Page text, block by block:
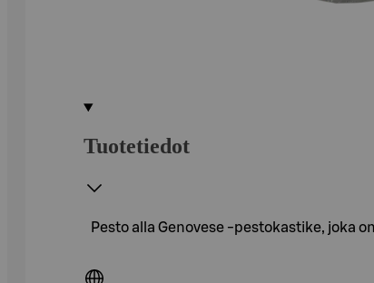
Tuotetiedot
Pesto alla Genovese -pestokastike, joka